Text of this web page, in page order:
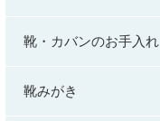
靴・カバンのお手入れ
靴みがき